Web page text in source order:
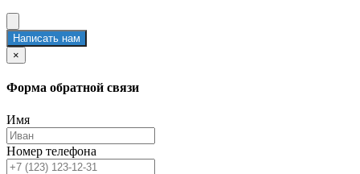
Написать нам
×
Форма обратной связи
Имя
Номер телефона